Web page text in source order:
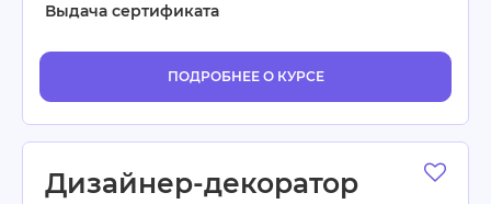
Выдача сертификата
ПОДРОБНЕЕ О КУРСЕ
Дизайнер-декоратор